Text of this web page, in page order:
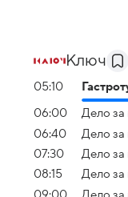
Ключ
05:10
06:00
Дело
06:40
Дело
07:30
Дело
08:15
Дело
09:00
Дело